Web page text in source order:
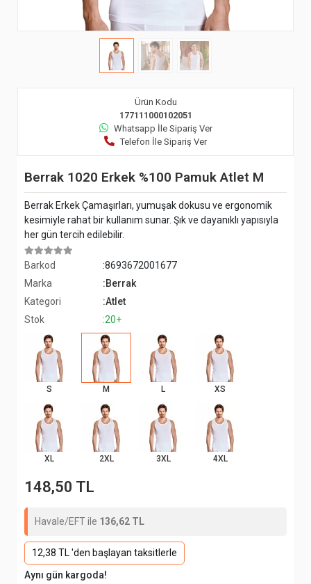
Ürün Kodu
177111000102051
Whatsapp İle Sipariş Ver
Telefon İle Sipariş Ver
Berrak 1020 Erkek %100 Pamuk Atlet M
Berrak Erkek Çamaşırları, yumuşak dokusu ve ergonomik
kesimiyle rahat bir kullanım sunar. Şık ve dayanıklı yapısıyla
her gün tercih edilebilir.
Barkod
:8693672001677
Marka
:Berrak
Kategori
:Atlet
Stok
:20+
S M L XS
XL 2XL 3XL 4XL
148,50 TL
Havale/EFT ile 136,62 TL
12,38 TL 'den başlayan taksitlerle
Aynı gün kargoda!